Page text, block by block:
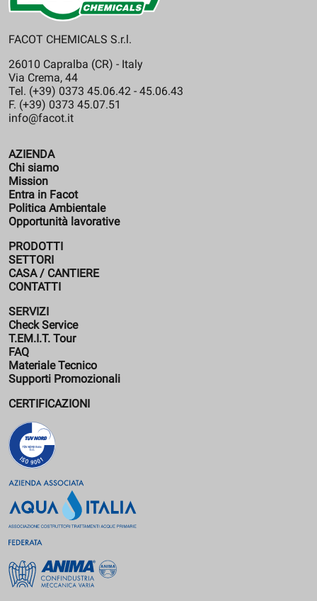
FACOT CHEMICALS S.r.l.
26010 Capralba (CR) - Italy
Via Crema, 44
Tel. (+39) 0373 45.06.42 - 45.06.43
F. (+39) 0373 45.07.51
info@facot.it
AZIENDA
Chi siamo
Mission
Entra in Facot
Politica Ambientale
Opportunità lavorative
PRODOTTI
SETTORI
CASA / CANTIERE
CONTATTI
SERVIZI
Check Service
T.EM.I.T. Tour
FAQ
Materiale Tecnico
Supporti Promozionali
CERTIFICAZIONI